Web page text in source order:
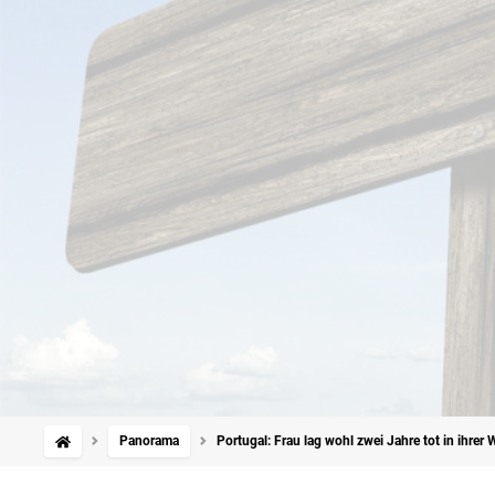
Panorama Portugal: Frau lag wohl zwei Jahre tot in ihrer